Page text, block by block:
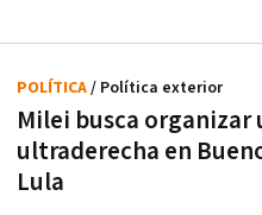
Milei busca organizar
ultraderecha en
Lula
POLÍTICA/ Política exterior